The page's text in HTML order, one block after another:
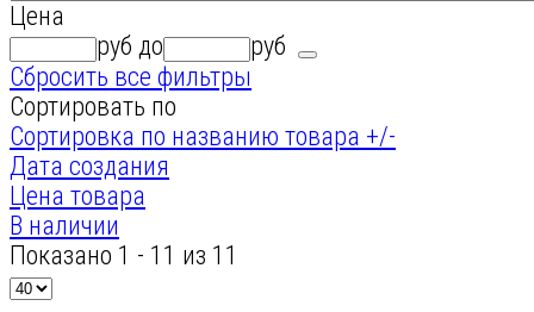
Цена
руб до
руб
Сбросить все фильтры
Сортировать по
Сортировка по названию товара +/-
Дата создания
Цена товара
В наличии
Показано 1 - 11 из 11